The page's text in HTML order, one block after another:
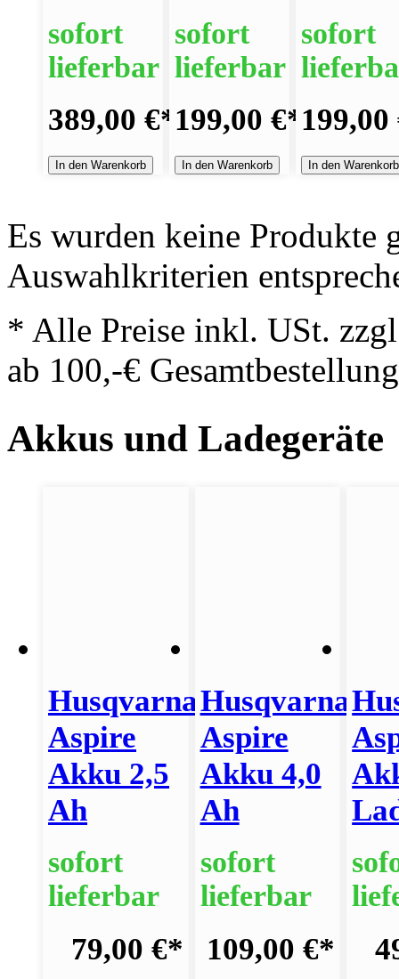
sofort
lieferbar
389,00 €*
In den Warenkorb
sofort
lieferbar
199,00 €*
In den Warenkorb
sofort
199,00
In den Warenkorb
Es wurden keine Produkte
Auswahlkriterien
* Alle Preise inkl. USt.
ab 100,-€
Akkus und Ladegeräte
Husqvarna
Aspire
Akku 2,5
Ah
sofort
lieferbar
79,00 €*
Husqvarna
Aspire
Akku 4,0
Ah
sofort
lieferbar
109,00 €*